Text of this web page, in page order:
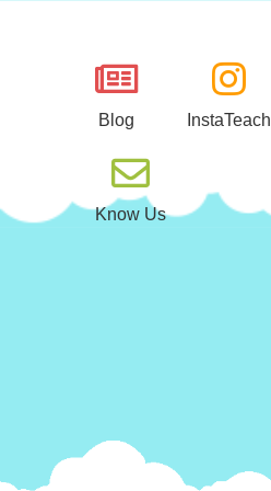
Blog InstaTeach
Know Us